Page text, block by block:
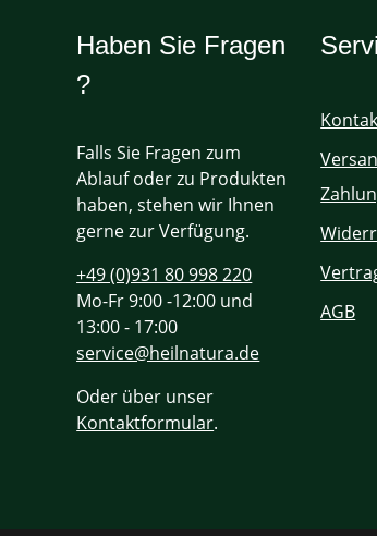
Haben Sie Fragen
?
Falls Sie Fragen zum
Ablauf oder zu Produkten
haben, stehen wir Ihnen
gerne zur Verfügung.
+49 (0)931 80 998 220
Mo-Fr 9:00 -12:00 und
13:00 - 17:00
service@heilnatura.de
Oder über unser
Kontaktformular.
AGB